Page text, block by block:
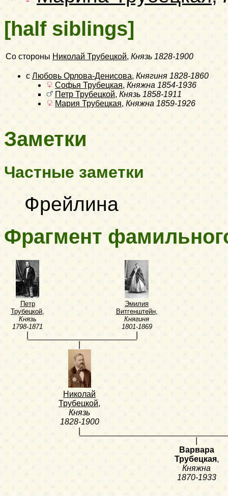
[half siblings]
Со стороны Николай Трубецкой, Князь 1828-1900
с Любовь Орлова-Денисова, Княгиня 1828-1860
Софья Трубецкая, Княжна 1854-1936
Петр Трубецкой, Князь 1858-1911
Мария Трубецкая, Княжна 1859-1926
Заметки
Частные заметки
Фрейлина
Фрагмент
Петр
Трубецкой,
Князь
1798-1871
Эмилия
Витгенштейн,
Княгиня
1801-1869
Николай
Трубецкой,
Князь
1828-1900
Варвара
Трубецкая,
Княжна
1870-1933